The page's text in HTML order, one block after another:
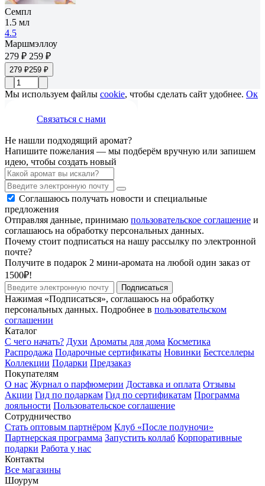
Семпл
1.5 мл
4.5
Маршмэллоу
279 ₽ 259 ₽
279 ₽259 ₽
Мы используем файлы cookie, чтобы сделать сайт удобнее. Ок
Связаться с нами
Не нашли подходящий аромат?
Напишите пожелания — мы подберём вручную или запишем
идею, чтобы создать новый
Соглашаюсь получать новости и специальные
предложения
Отправляя данные, принимаю пользовательское соглашение и
соглашаюсь на обработку персональных данных.
Почему стоит подписаться на нашу рассылку по электронной
почте?
Получите в подарок 2 мини-аромата на любой один заказ от
1500₽!
Подписаться
Нажимая «Подписаться», соглашаюсь на обработку
персональных данных. Подробнее в пользовательском
соглашении
Каталог
С чего начать? Духи Ароматы для дома Косметика
Распродажа Подарочные сертификаты Новинки Бестселлеры
Коллекции Подарки Предзаказ
Покупателям
О нас Журнал о парфюмерии Доставка и оплата Отзывы
Акции Гид по подаркам Гид по сертификатам Программа
лояльности Пользовательское соглашение
Сотрудничество
Стать оптовым партнёром Клуб «После полуночи»
Партнерская программа Запустить коллаб Корпоративные
подарки Работа у нас
Контакты
Все магазины
Шоурум